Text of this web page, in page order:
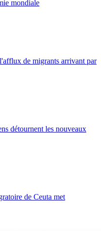
mondiale
de migrants arrivant par
détournent les nouveaux
de Ceuta met